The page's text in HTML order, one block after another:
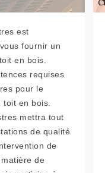
est
fournir un
en bois.
requises
pour le
en bois.
mettra tout
de qualité
de
de